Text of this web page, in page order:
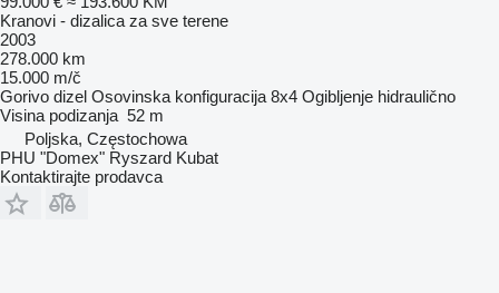
Kranovi - dizalica za sve terene
2003
278.000 km
15.000 m/č
Gorivo dizel Osovinska konfiguracija 8x4 Ogibljenje hidraulično
Visina podizanja 52 m
Poljska, Częstochowa
PHU "Domex" Ryszard Kubat
Kontaktirajte prodavca